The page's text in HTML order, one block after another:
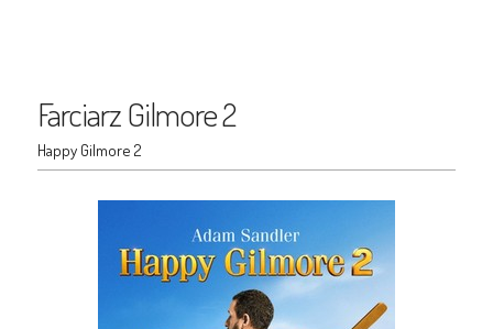
Farciarz Gilmore 2
Happy Gilmore 2